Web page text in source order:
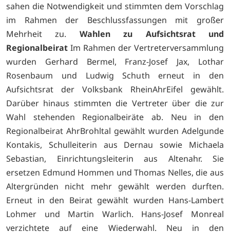
sahen die Notwendigkeit und stimmten dem Vorschlag
im Rahmen der Beschlussfassungen mit großer
Mehrheit zu. Wahlen zu Aufsichtsrat und
Regionalbeirat Im Rahmen der Vertreterversammlung
wurden Gerhard Bermel, Franz-Josef Jax, Lothar
Rosenbaum und Ludwig Schuth erneut in den
Aufsichtsrat der Volksbank RheinAhrEifel gewählt.
Darüber hinaus stimmten die Vertreter über die zur
Wahl stehenden Regionalbeiräte ab. Neu in den
Regionalbeirat AhrBrohltal gewählt wurden Adelgunde
Kontakis, Schulleiterin aus Dernau sowie Michaela
Sebastian, Einrichtungsleiterin aus Altenahr. Sie
ersetzen Edmund Hommen und Thomas Nelles, die aus
Altergründen nicht mehr gewählt werden durften.
Erneut in den Beirat gewählt wurden Hans-Lambert
Lohmer und Martin Warlich. Hans-Josef Monreal
verzichtete auf eine Wiederwahl. Neu in den